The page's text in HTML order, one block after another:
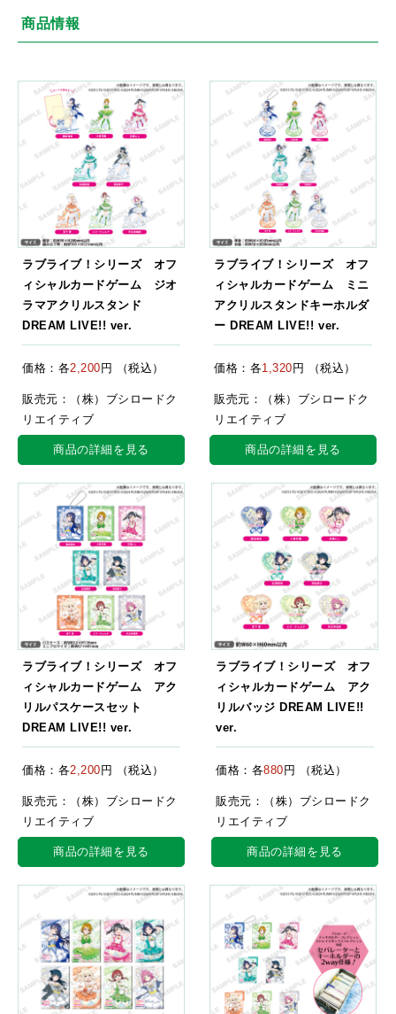
商品情報
ラブライブ！シリーズ オフ
ィシャルカードゲーム ジオ
ラマアクリルスタンド
DREAM LIVE!! ver.
価格：各2,200円 （税込）
販売元：（株）ブシロードク
リエイティブ
商品の詳細を見る
ラブライブ！シリーズ オフ
ィシャルカードゲーム ミニ
アクリルスタンドキーホルダ
ー DREAM LIVE!! ver.
価格：各1,320円 （税込）
販売元：（株）ブシロードク
リエイティブ
商品の詳細を見る
ラブライブ！シリーズ オフ
ィシャルカードゲーム アク
リルパスケースセット
DREAM LIVE!! ver.
価格：各2,200円 （税込）
販売元：（株）ブシロードク
リエイティブ
商品の詳細を見る
ラブライブ！シリーズ オフ
ィシャルカードゲーム アク
リルバッジ DREAM LIVE!!
ver.
価格：各880円 （税込）
販売元：（株）ブシロードク
リエイティブ
商品の詳細を見る